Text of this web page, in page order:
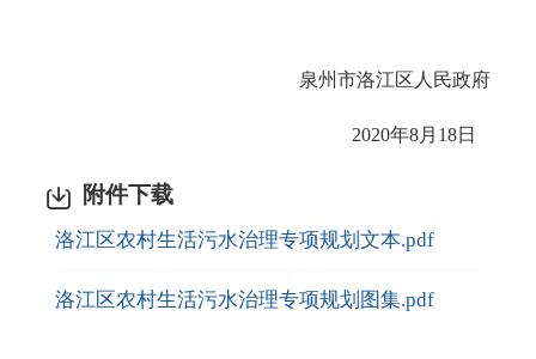
泉州市洛江区人民政府
2020年8月18日
附件下载
洛江区农村生活污水治理专项规划文本.pdf
洛江区农村生活污水治理专项规划图集.pdf